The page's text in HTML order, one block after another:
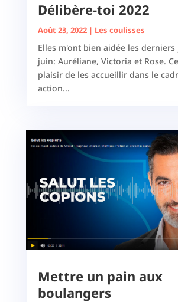
Délibère-toi 2022
Août 23, 2022| Les coulisses
Elles m'ont bien aidée les
juin: Auréliane, Victoria et Rose.
plaisir de les accueillir dans le
action...
Mettre un pain aux
boulangers